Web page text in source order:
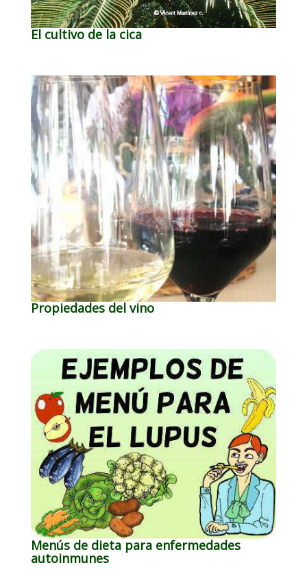
El cultivo de la cica
Propiedades del vino
Menús de dieta para enfermedades
autoinmunes